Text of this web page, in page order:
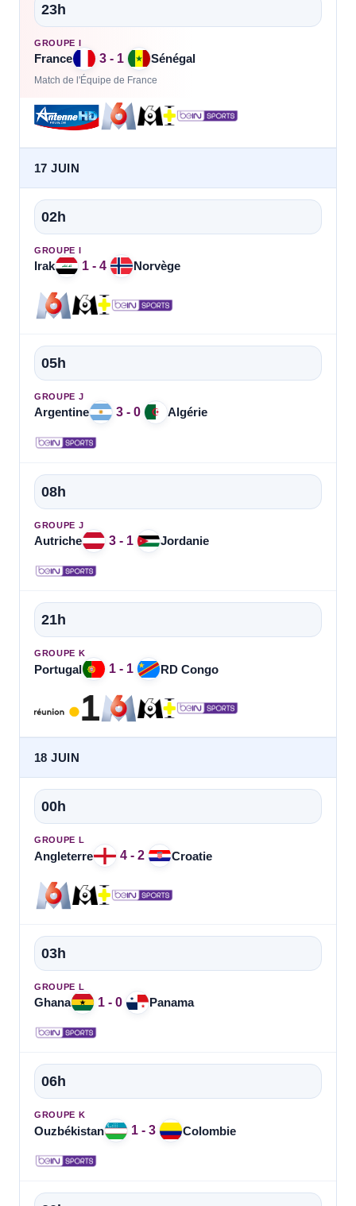
23h
GROUPE I
France 3 - 1 Sénégal
Match de l'Équipe de France
17 JUIN
02h
GROUPE I
Irak 1 - 4 Norvège
05h
GROUPE J
Argentine 3 - 0 Algérie
08h
GROUPE J
Autriche 3 - 1 Jordanie
21h
GROUPE K
Portugal 1 - 1 RD Congo
18 JUIN
00h
GROUPE L
Angleterre 4 - 2 Croatie
03h
GROUPE L
Ghana 1 - 0 Panama
06h
GROUPE K
Ouzbékistan 1 - 3 Colombie